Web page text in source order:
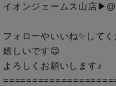
イオンジェームス山店
フォローやいいね✨してく
嬉しいです😊
よろしくお願いします♪